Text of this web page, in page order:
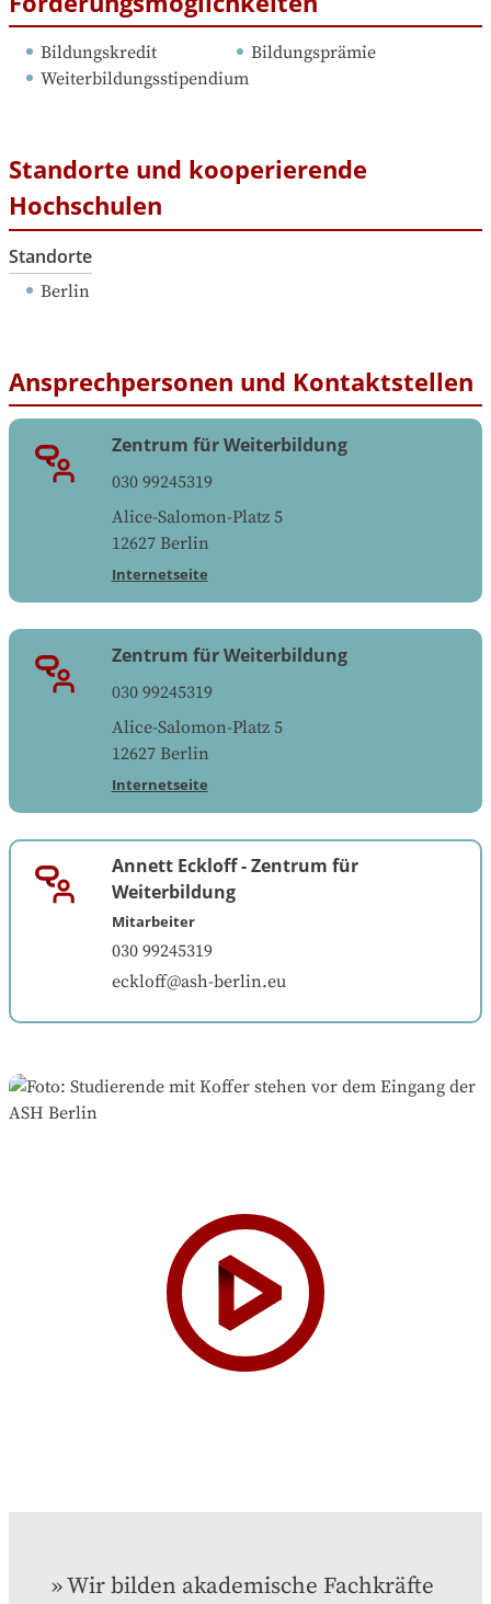
Bildungskredit
Bildungsprämie
Weiterbildungsstipendium
Standorte und kooperierende
Hochschulen
Standorte
Berlin
Ansprechpersonen und Kontaktstellen
Zentrum für Weiterbildung
030 99245319
Alice-Salomon-Platz 5
12627 Berlin
Internetseite
Zentrum für Weiterbildung
030 99245319
Alice-Salomon-Platz 5
12627 Berlin
Internetseite
Annett Eckloff -Zentrum für
Weiterbildung
Mitarbeiter
030 99245319
eckloff@ash-berlin.eu
Wir bilden akademische Fachkräfte